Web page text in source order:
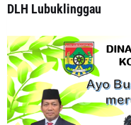
DLH Lubuklinggau